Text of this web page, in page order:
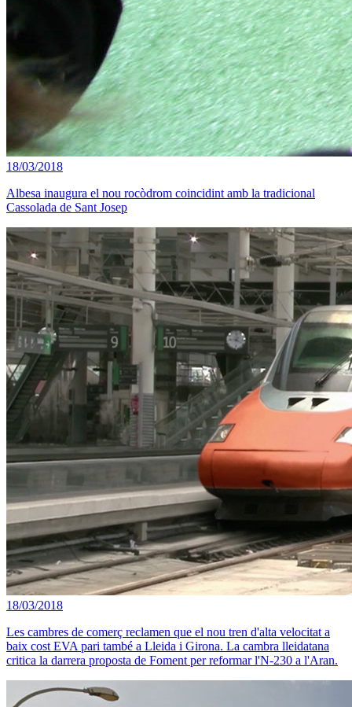
18/03/2018
Albesa inaugura el nou rocòdrom coincidint amb la tradicional
Cassolada de Sant Josep
18/03/2018
Les cambres de comerç reclamen que el nou tren d'alta velocitat a
baix cost EVA pari també a Lleida i Girona. La cambra lleidatana
critica la darrera proposta de Foment per reformar l'N-230 a l'Aran.